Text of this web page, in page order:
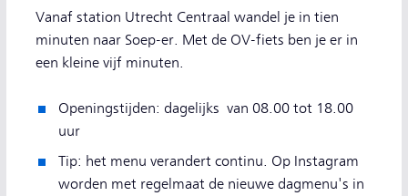
Vanaf station Utrecht Centraal wandel je in tien
minuten naar Soep-er. Met de OV-fiets ben je er in
een kleine vijf minuten.
Openingstijden: dagelijks van 08.00 tot 18.00
uur
Tip: het menu verandert continu. Op Instagram
worden met regelmaat de nieuwe dagmenu's in